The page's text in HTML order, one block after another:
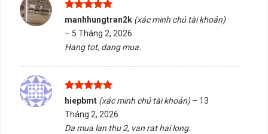
Được xếp
hạng
5 5
sao
manhhungtran2k (xác minh chủ tài khoản)
– 5 Tháng 2, 2026
Hang tot, dang mua.
Được xếp
hạng
55
sao
hiepbmt (xác minh chủ tài khoản) – 13
Tháng 2, 2026
Da mua lan thu 2, van rat hai long.